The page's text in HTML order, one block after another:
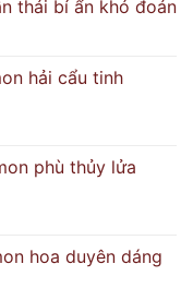
thái bí ẩn khó đoán
hải cẩu tinh
phù thủy lửa
hoa duyên dáng